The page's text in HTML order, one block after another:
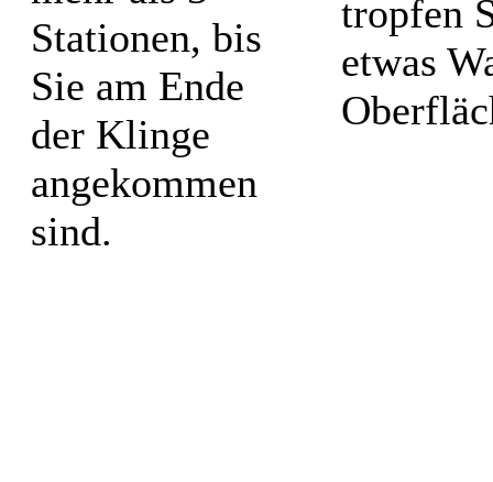
Stationen, bis
Sie am Ende
der Klinge
angekommen
sind.
tropfen
etwas